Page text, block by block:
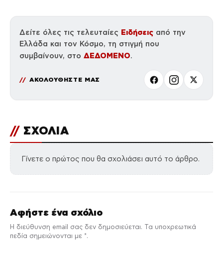
Δείτε όλες τις τελευταίες Ειδήσεις από την
Ελλάδα και τον Κόσμο, τη στιγμή που
συμβαίνουν, στο ΔΕΔΟΜΕΝΟ.
ΑΚΟΛΟΥΘΗΣΤΕ ΜΑΣ
// ΣΧΟΛΙΑ
Γίνετε ο πρώτος που θα σχολιάσει αυτό το άρθρο.
Αφήστε ένα σχόλιο
Η διεύθυνση email σας δεν δημοσιεύεται. Τα υποχρεωτικά
πεδία σημειώνονται με *.